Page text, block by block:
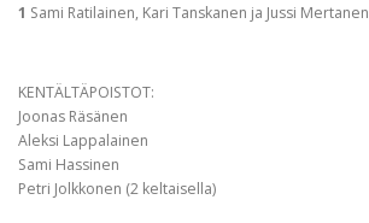
1 Sami Ratilainen, Kari Tanskanen ja Jussi Mertanen
KENTÄLTÄPOISTOT:
Joonas Räsänen
Aleksi Lappalainen
Sami Hassinen
Petri Jolkkonen (2 keltaisella)